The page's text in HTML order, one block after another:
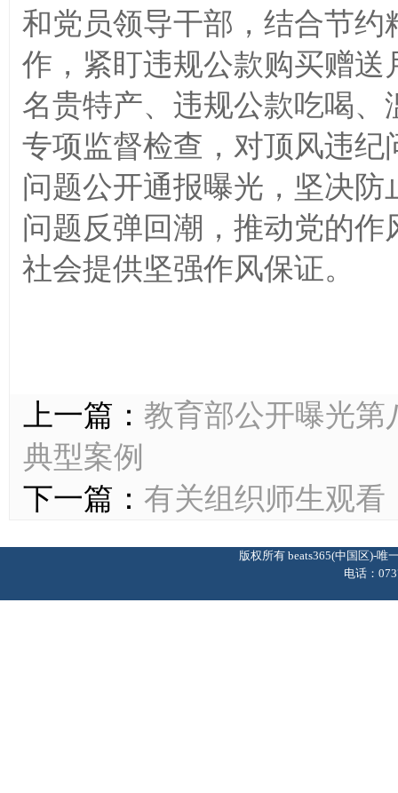
和党员领导干部，结合节
作，紧盯违规公款购买赠
名贵特产、违规公款吃喝
专项监督检查，对顶风违
问题公开通报曝光，坚决
问题反弹回潮，推动党的
社会提供坚强作风保证。
上一篇： 教育部公开曝光第
典型案例
下一篇： 有关组织师生观看
版权所有 beats365(中国区)-
电话：